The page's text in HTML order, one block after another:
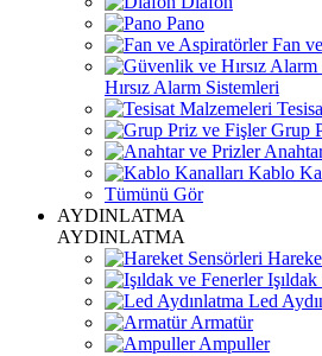
Pano
Fan
Hırsız Alarm Sistemleri
Grup
Kablo
Tümünü Gör
AYDINLATMA
AYDINLATMA
Işıldak
Led
Armatür
Ampuller